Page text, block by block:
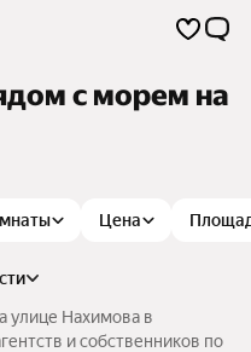
с морем на
Цена
улице Нахимова в
и собственников по